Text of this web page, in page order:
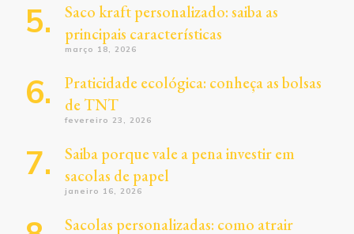
Saco kraft personalizado: saiba as
principais características
março 18, 2026
Praticidade ecológica: conheça as bolsas
de TNT
fevereiro 23, 2026
Saiba porque vale a pena investir em
sacolas de papel
janeiro 16, 2026
Sacolas personalizadas: como atrair